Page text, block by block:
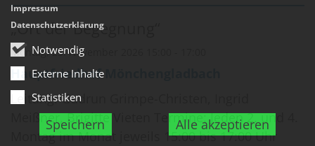
Notwendig
Externe Inhalte
Statistiken
Speichern Alle akzeptieren
Impressum
Datenschutzerklärung
Datum: 23. November 2026
„Ort der Begegnung“
Montag, 23. November 2026 15:00 - 17:00
Hauptfriedhof Mönchengladbach
Leitung: Gudrun Grimpe-Christen, Ingrid
Meißner, Brigitte Vieten Termine: Jeden 2. und 4.
Montag im Monat jeweils 15:00 bis 17:00 Uhr